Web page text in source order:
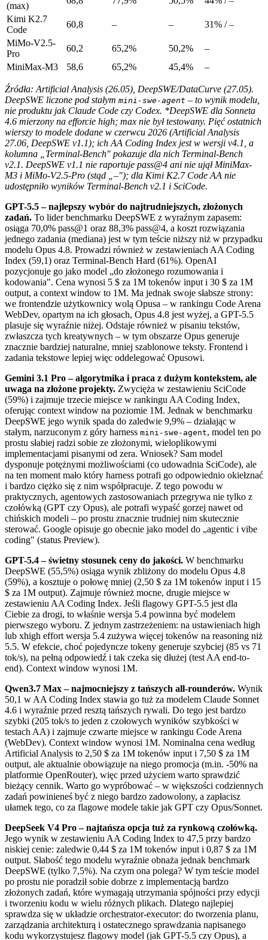
(max)
Kimi K2.7
Code
60,8 – –
31% / –
MiMo-V2.5-
Pro
60,2 65,2% 50,2%
–
MiniMax-M3
58,6 65,2% 45,4% –
Źródła: Artificial Analysis (26.05), DeepSWE/DataCurve (27.05).
DeepSWE liczone pod stałym mini-swe-agent – to wynik modelu,
nie produktu jak Claude Code czy Codex. *DeepSWE dla Sonneta
4.6 mierzony na efforcie high; max nie był testowany. Pięć ostatnich
wierszy to modele dodane w czerwcu 2026 (Artificial Analysis
27.06, DeepSWE v1.1); ich AA Coding Index jest w wersji v4.1, a
kolumna „Terminal-Bench" pokazuje dla nich Terminal-Bench
v2.1. DeepSWE v1.1 nie raportuje pass@4 ani nie ujął MiniMax-
M3 i MiMo-V2.5-Pro (stąd „–"); dla Kimi K2.7 Code AA nie
udostępniło wyników Terminal-Bench v2.1 i SciCode.
GPT-5.5 – najlepszy wybór do najtrudniejszych, złożonych
zadań. To lider benchmarku DeepSWE z wyraźnym zapasem:
osiąga 70,0% pass@1 oraz 88,3% pass@4, a koszt rozwiązania
jednego zadania (mediana) jest w tym teście niższy niż w przypadku
modelu Opus 4.8. Prowadzi również w zestawieniach AA Coding
Index (59,1) oraz Terminal-Bench Hard (61%). OpenAI
pozycjonuje go jako model „do złożonego rozumowania i
kodowania". Cena wynosi 5 $ za 1M tokenów input i 30 $ za 1M
output, a context window to 1M. Ma jednak swoje słabsze strony:
we frontendzie użytkownicy wolą Opusa – w rankingu Code Arena
WebDev, opartym na ich głosach, Opus 4.8 jest wyżej, a GPT-5.5
plasuje się wyraźnie niżej. Odstaje również w pisaniu tekstów,
zwłaszcza tych kreatywnych – w tym obszarze Opus generuje
znacznie bardziej naturalne, mniej szablonowe teksty. Frontend i
zadania tekstowe lepiej więc oddelegować Opusowi.
Gemini 3.1 Pro – algorytmika i praca z dużym kontekstem, ale
uwaga na złożone projekty. Zwycięża w zestawieniu SciCode
(59%) i zajmuje trzecie miejsce w rankingu AA Coding Index,
oferując context window na poziomie 1M. Jednak w benchmarku
DeepSWE jego wynik spada do zaledwie 9,9% – działając w
stałym, narzuconym z góry harness mini-swe-agent, model ten po
prostu słabiej radzi sobie ze złożonymi, wieloplikowymi
implementacjami pisanymi od zera. Wniosek? Sam model
dysponuje potężnymi możliwościami (co udowadnia SciCode), ale
na ten moment mało który harness potrafi go odpowiednio okiełznać
i bardzo ciężko się z nim współpracuje. Z tego powodu w
praktycznych, agentowych zastosowaniach przegrywa nie tylko z
czołówką (GPT czy Opus), ale potrafi wypaść gorzej nawet od
chińskich modeli – po prostu znacznie trudniej nim skutecznie
sterować. Google opisuje go obecnie jako model do „agentic i vibe
coding" (status Preview).
GPT-5.4 – świetny stosunek ceny do jakości. W benchmarku
DeepSWE (55,5%) osiąga wynik zbliżony do modelu Opus 4.8
(59%), a kosztuje o połowę mniej (2,50 $ za 1M tokenów input i 15
$ za 1M output). Zajmuje również mocne, drugie miejsce w
zestawieniu AA Coding Index. Jeśli flagowy GPT-5.5 jest dla
Ciebie za drogi, to właśnie wersja 5.4 powinna być modelem
pierwszego wyboru. Z jednym zastrzeżeniem: na ustawieniach high
lub xhigh effort wersja 5.4 zużywa więcej tokenów na reasoning niż
5.5. W efekcie, choć pojedyncze tokeny generuje szybciej (85 vs 71
tok/s), na pełną odpowiedź i tak czeka się dłużej (test AA end-to-
end). Context window wynosi 1M.
Qwen3.7 Max – najmocniejszy z tańszych all-rounderów. Wynik
50,1 w AA Coding Index stawia go tuż za modelem Claude Sonnet
4.6 i wyraźnie przed resztą tańszych rywali. Do tego jest bardzo
szybki (205 tok/s to jeden z czołowych wyników szybkości w
testach AA) i zajmuje czwarte miejsce w rankingu Code Arena
(WebDev). Context window wynosi 1M. Nominalna cena według
Artificial Analysis to 2,50 $ za 1M tokenów input i 7,50 $ za 1M
output, ale aktualnie obowiązuje na niego promocja (m.in. -50% na
platformie OpenRouter), więc przed użyciem warto sprawdzić
bieżący cennik. Warto go wypróbować – w większości codziennych
zadań powinieneś być z niego bardzo zadowolony, a zapłacisz
ułamek tego, co za flagowe modele takie jak GPT czy Opus/Sonnet.
DeepSeek V4 Pro – najtańsza opcja tuż za rynkową czołówką.
Jego wynik w zestawieniu AA Coding Index to 47,5 przy bardzo
niskiej cenie: zaledwie 0,44 $ za 1M tokenów input i 0,87 $ za 1M
output. Słabość tego modelu wyraźnie obnaża jednak benchmark
DeepSWE (tylko 7,5%). Na czym ona polega? W tym teście model
po prostu nie poradził sobie dobrze z implementacją bardzo
złożonych zadań, które wymagają utrzymania spójności przy edycji
i tworzeniu kodu w wielu różnych plikach. Dlatego najlepiej
sprawdza się w układzie orchestrator-executor: do tworzenia planu,
zarządzania architekturą i ostatecznego sprawdzania napisanego
kodu wykorzystujesz flagowy model (jak GPT-5.5 czy Opus), a